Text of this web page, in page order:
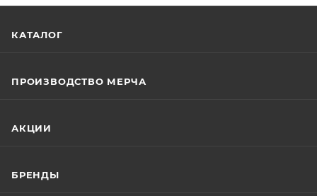
КАТАЛОГ
ПРОИЗВОДСТВО МЕРЧА
АКЦИИ
БРЕНДЫ